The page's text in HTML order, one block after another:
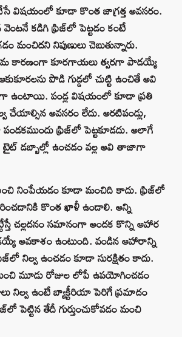
విషయంలో కూడా కొంత జాగ్రత్త అవసరం.
కడిగి ఫ్రిజ్‌లో పెట్టడం కంటే
మంచిదని నిపుణులు చెబుతున్నారు.
కారణంగా కూరగాయలు త్వరగా పాడయ్యే
పొడి గుడ్డలో చుట్టి ఉంచితే అవి
ఉంటాయి. పండ్ల విషయంలో కూడా ప్రతి
చేయాల్సిన అవసరం లేదు. అరటిపండ్లు,
ఫ్రిజ్‌లో పెట్టకూడదు. అలాగే
టైట్ డబ్బాల్లో ఉంచడం వల్ల అవి తాజాగా
నింపేయడం కూడా మంచిది కాదు. ఫ్రిజ్‌లో
కొంత ఖాళీ ఉండాలి. అన్ని
చల్లదనం సమానంగా అందక కొన్ని ఆహార
అవకాశం ఉంటుంది. వండిన ఆహారాన్ని
నిల్వ ఉంచడం కూడా సురక్షితం కాదు.
మూడు రోజుల లోపే ఉపయోగించడం
నిల్వ ఉంటే బ్యాక్టీరియా పెరిగే ప్రమాదం
పెట్టిన తేదీ గుర్తుంచుకోవడం మంచి